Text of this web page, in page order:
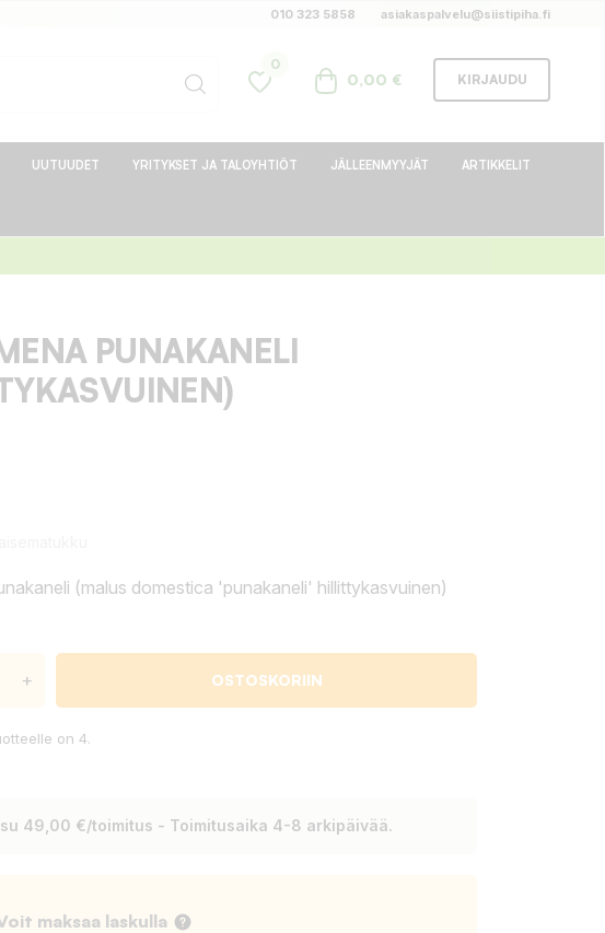
010 323 5858 asiakaspalvelu@siistipiha.fi
0
0,00 € KIRJAUDU
UUTUUDET YRITYKSET JA TALOYHTIÖT JÄLLEENMYYJÄT ARTIKKELIT
PUNAKANELI
(malus domestica 'punakaneli' hillittykasvuinen)
+ OSTOSKORIIN
on 4.
49,00 €/toimitus - Toimitusaika 4-8 arkipäivää.
maksaa laskulla